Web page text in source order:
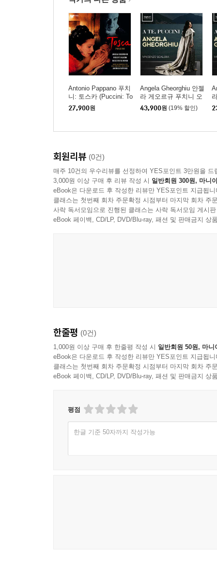
Antonio Pappano 푸치
니: 토스카 (Puccini: To
sca)
27,900원
Angela Gheorghiu 안젤
라 게오르규 푸치니 오
페라 작품집 (A Te, Puc
cini) [LP]
43,900원 (19% 할인)
회원리뷰 (0건)
매주 10건의 우수리뷰를 선정하여 YES포인트 3만원을 드
3,000원 이상 구매 후 리뷰 작성 시 일반회원 300원, 마니
eBook은 다운로드 후 작성한 리뷰만 YES포인트 지급됩니
클래스는 첫번째 회차 주문확정 시점부터 마지막 회차 주
사락 독서모임으로 진행된 클래스는 사락 독서모임 게시
eBook 페이백, CD/LP, DVD/Blu-ray, 패션 및 판매금지 상
한줄평 (0건)
1,000원 이상 구매 후 한줄평 작성 시 일반회원 50원, 마니
eBook은 다운로드 후 작성한 리뷰만 YES포인트 지급됩니
클래스는 첫번째 회차 주문확정 시점부터 마지막 회차 주
eBook 페이백, CD/LP, DVD/Blu-ray, 패션 및 판매금지 상
평점
한글 기준 50자까지 작성가능